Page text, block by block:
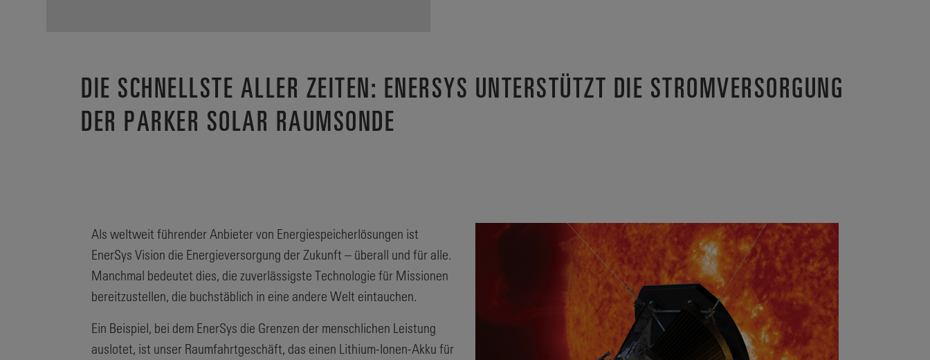
DIE SCHNELLSTE ALLER ZEITEN: ENERSYS UNTERSTÜTZT DIE STROMVERSORGUNG
DER PARKER SOLAR RAUMSONDE
Als weltweit führender Anbieter von Energiespeicherlösungen ist
EnerSys Vision die Energieversorgung der Zukunft – überall und für alle.
Manchmal bedeutet dies, die zuverlässigste Technologie für Missionen
bereitzustellen, die buchstäblich in eine andere Welt eintauchen.
Ein Beispiel, bei dem EnerSys die Grenzen der menschlichen Leistung
auslotet, ist unser Raumfahrtgeschäft, das einen Lithium-Ionen-Akku für